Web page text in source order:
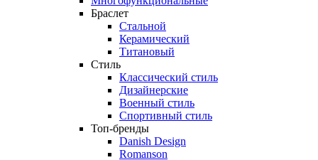
Браслет
Стальной
Керамический
Титановый
Стиль
Классический стиль
Дизайнерские
Военный стиль
Спортивный стиль
Топ-бренды
Danish Design
Romanson